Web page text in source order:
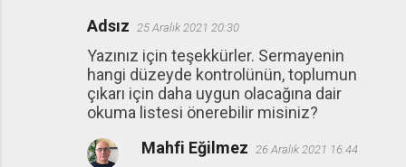
Adsız 25 Aralık 2021 20:30
Yazınız için teşekkürler. Sermayenin
hangi düzeyde kontrolünün, toplumun
çıkarı için daha uygun olacağına dair
okuma listesi önerebilir misiniz?
Mahfi Eğilmez 26 Aralık 2021 16:44